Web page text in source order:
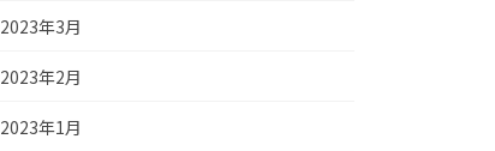
2023年3月
2023年2月
2023年1月